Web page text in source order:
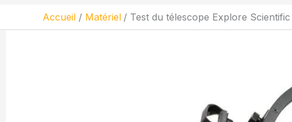
Accueil Matériel Test du télescope Explore